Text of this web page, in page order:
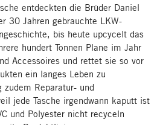
entdeckten die Brüder Daniel
30 Jahren gebrauchte LKW-
bis heute upcycelt das
hundert Tonnen Plane im Jahr
Accessoires und rettet sie so vor
ein langes Leben zu
Reparatur- und
jede Tasche irgendwann kaputt ist
und Polyester nicht recyceln